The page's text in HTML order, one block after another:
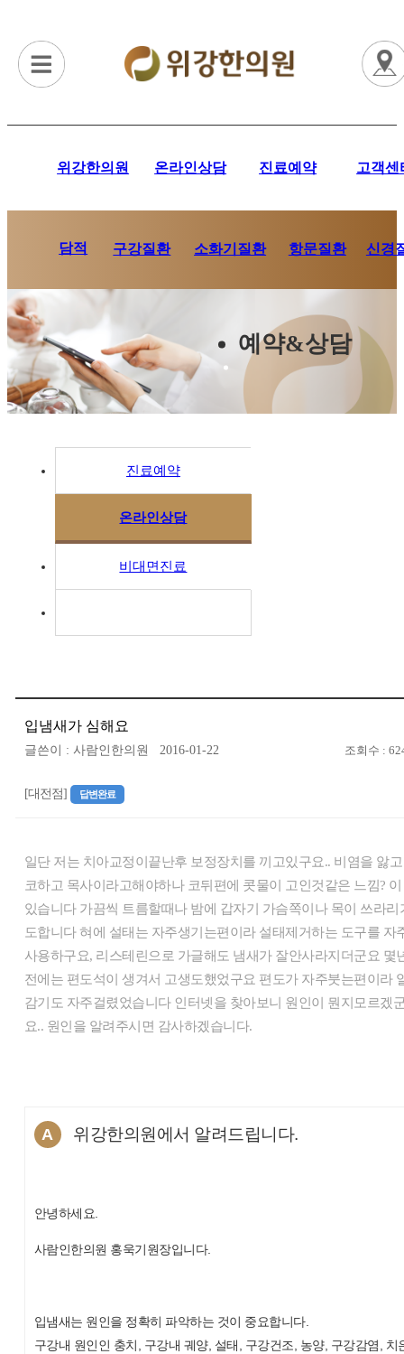
위강한의원 온라인상담 진료예약 고객센
담적 구강질환 소화기질환 항문질환 신경
예약&상담
진료예약
온라인상담
비대면진료
입냄새가 심해요
글쓴이 : 사람인한의원 2016-01-22 조회수 :
[대전점] 답변완료
일단 저는 치아교정이끝난후 보정장치를 끼고있구요.. 비염을 앓고
코하고 목사이라고해야하나 코뒤편에 콧물이 고인것같은 느낌? 이
있습니다 가끔씩 트름할때나 밤에 갑자기 가슴쪽이나 목이 쓰라리
도합니다 혀에 설태는 자주생기는편이라 설태제거하는 도구를 자
사용하구요, 리스테린으로 가글해도 냄새가 잘안사라지더군요 몇
전에는 편도석이 생겨서 고생도했었구요 편도가 자주붓는편이라
감기도 자주걸렸었습니다 인터넷을 찾아보니 원인이 뭔지모르겠
요.. 원인을 알려주시면 감사하겠습니다.
A 위강한의원에서 알려드립니다.
안녕하세요.
사람인한의원 홍욱기원장입니다.
입냄새는 원인을 정확히 파악하는 것이 중요합니다.
구강내 원인인 충치, 구강내 궤양, 설태, 구강건조, 농양, 구강감염, 치